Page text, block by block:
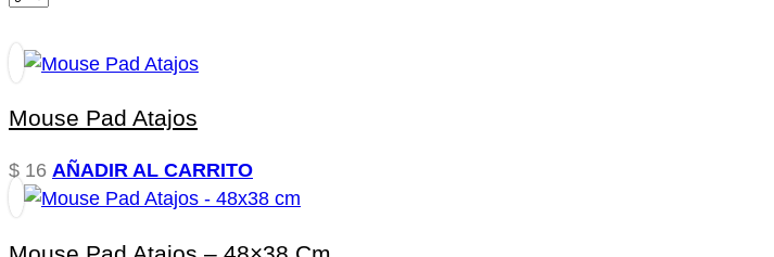
Mouse Pad Atajos
$ 16 AÑADIR AL CARRITO